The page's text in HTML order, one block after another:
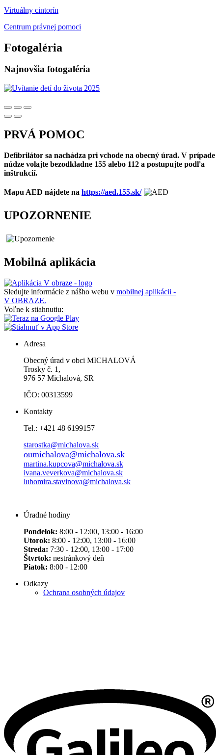
Virtuálny cintorín
Centrum právnej pomoci
Fotogaléria
Najnovšia fotogaléria
PRVÁ POMOC
Defibrilátor sa nachádza pri vchode na obecný úrad. V prípade
núdze volajte bezodkladne 155 alebo 112 a postupujte podľa
inštrukcií.
Mapu AED nájdete na https://aed.155.sk/
UPOZORNENIE
Mobilná aplikácia
Sledujte informácie z nášho webu v mobilnej aplikácii -
V OBRAZE.
Voľne k stiahnutiu:
Adresa
Obecný úrad v obci MICHALOVÁ
Trosky č. 1,
976 57 Michalová, SR
IČO: 00313599
Kontakty
Tel.: +421 48 6199157
starostka@michalova.sk
oumichalova@michalova.sk
martina.kupcova@michalova.sk
ivana.veverkova@michalova.sk
lubomira.stavinova@michalova.sk
Úradné hodiny
Pondelok: 8:00 - 12:00, 13:00 - 16:00
Utorok: 8:00 - 12:00, 13:00 - 16:00
Streda: 7:30 - 12:00, 13:00 - 17:00
Štvrtok: nestránkový deň
Piatok: 8:00 - 12:00
Odkazy
Ochrana osobných údajov